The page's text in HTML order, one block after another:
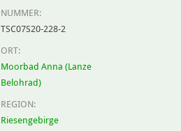
NUMMER:
TSC07S20-228-2
ORT:
Moorbad Anna (Lanze
Belohrad)
REGION:
Riesengebirge